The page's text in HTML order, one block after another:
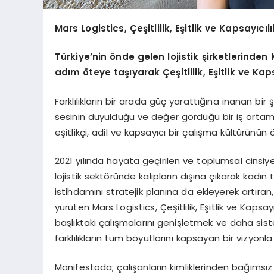
Mars Logistics, Çeşitlilik, Eşitlik ve
Türkiye’nin önde gelen lojistik
adım öteye taşıyarak Çeşitlilik, Eşitlik ve
Farklılıkların bir arada güç yarattığına inanan
sesinin duyulduğu ve değer gördüğü bir iş
eşitlikçi, adil ve kapsayıcı bir çalışma
2021 yılında hayata geçirilen ve toplumsal
lojistik sektöründe kalıpların dışına çıkarak
istihdamını stratejik planına da ekleyerek
yürüten Mars Logistics, Çeşitlilik, Eşitlik ve
başlıktaki çalışmalarını genişletmek ve daha
farklılıkların tüm boyutlarını kapsayan bir
Manifestoda; çalışanların kimliklerinden